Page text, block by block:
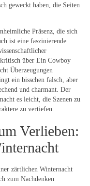
geweckt haben, die Seiten
Präsenz, die sich
ist eine faszinierende
über Ein Cowboy
Überzeugungen
ein bisschen falsch, aber
und charmant. Der
es leicht, die Szenen zu
zu vertiefen.
Verlieben:
zärtlichen Winternacht
zum Nachdenken